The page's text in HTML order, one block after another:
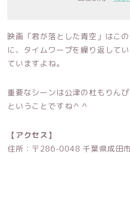
映画「君が落とした青空」はこ
に、タイムワープを繰り返して
ていますよね。
重要なシーンは公津の杜もりん
ということですね＾＾
【アクセス】
住所：〒286-0048 千葉県成田